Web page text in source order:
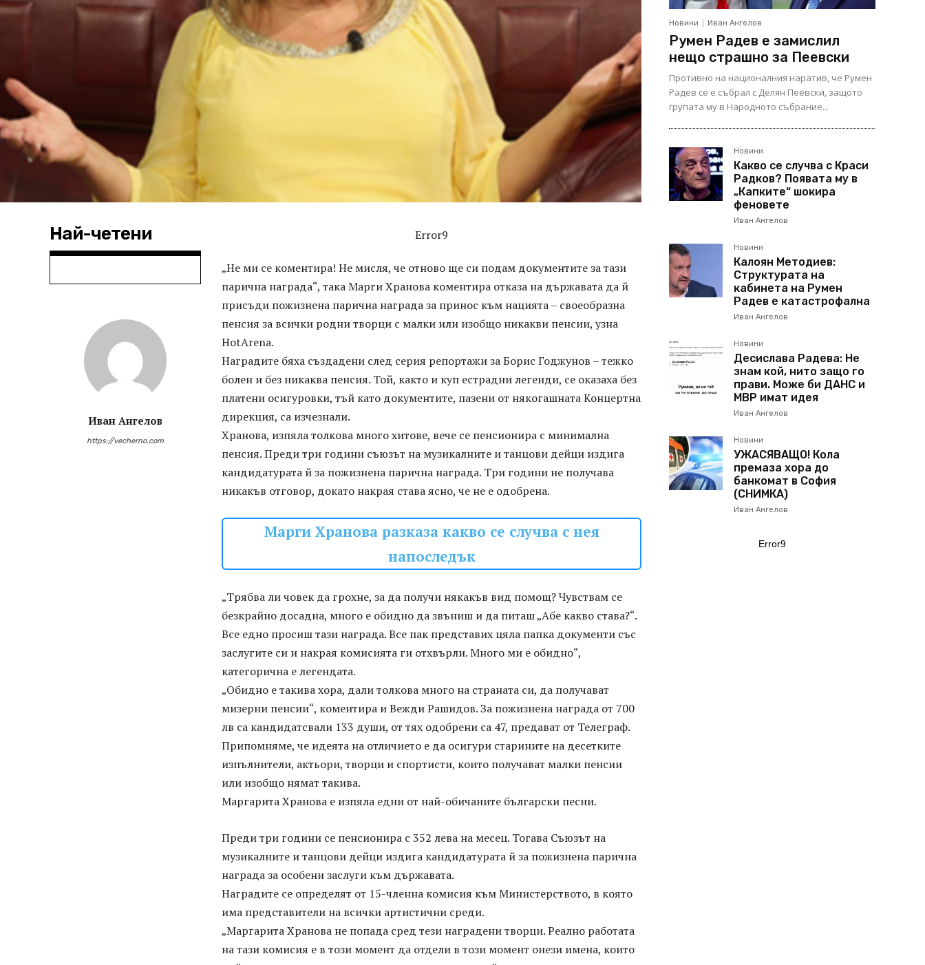
Най-четени
Иван Ангелов
https://vecherno.com
Error9
„Не ми се коментира! Не мисля, че отново ще си подам документите за тази
парична награда“, така Марги Хранова коментира отказа на държавата да й
присъди пожизнена парична награда за принос към нацията – своеобразна
пенсия за всички родни творци с малки или изобщо никакви пенсии, узна
HotArena.
Наградите бяха създадени след серия репортажи за Борис Годжунов – тежко
болен и без никаква пенсия. Той, както и куп естрадни легенди, се оказаха без
платени осигуровки, тъй като документите, пазени от някогашната Концертна
дирекция, са изчезнали.
Хранова, изпяла толкова много хитове, вече се пенсионира с минимална
пенсия. Преди три години съюзът на музикалните и танцови дейци издига
кандидатурата й за пожизнена парична награда. Три години не получава
никакъв отговор, докато накрая става ясно, че не е одобрена.
Марги Хранова разказа какво се случва с нея
напоследък
„Трябва ли човек да грохне, за да получи някакъв вид помощ? Чувствам се
безкрайно досадна, много е обидно да звъниш и да питаш „Абе какво става?“.
Все едно просиш тази награда. Все пак представих цяла папка документи със
заслугите си и накрая комисията ги отхвърли. Много ми е обидно“,
категорична е легендата.
„Обидно е такива хора, дали толкова много на страната си, да получават
мизерни пенсии“, коментира и Вежди Рашидов. За пожизнена награда от 700
лв са кандидатсвали 133 души, от тях одобрени са 47, предават от Телеграф.
Припомняме, че идеята на отличието е да осигури старините на десетките
изпълнители, актьори, творци и спортисти, които получават малки пенсии
или изобщо нямат такива.
Маргарита Хранова е изпяла едни от най-обичаните български песни.
Преди три години се пенсионира с 352 лева на месец. Тогава Съюзът на
музикалните и танцови дейци издига кандидатурата й за пожизнена парична
награда за особени заслуги към държавата.
Наградите се определят от 15-членна комисия към Министерството, в която
има представители на всички артистични среди.
„Маргарита Хранова не попада сред тези наградени творци. Реално работата
на тази комисия е в този момент да отдели в този момент онези имена, които
Новини Иван Ангелов
Румен Радев е замислил
нещо страшно за Пеевски
Противно на националния наратив, че Румен
Радев се е събрал с Делян Пеевски, защото
групата му в Народното събрание...
Новини
Какво се случва с Краси
Радков? Появата му в
„Капките“ шокира
феновете
Иван Ангелов
Новини
Калоян Методиев:
Структурата на
кабинета на Румен
Радев е катастрофална
Иван Ангелов
Новини
Десислава Радева: Не
знам кой, нито защо го
прави. Може би ДАНС и
МВР имат идея
Иван Ангелов
Новини
УЖАСЯВАЩО! Кола
премаза хора до
банкомат в София
(СНИМКА)
Иван Ангелов
Error9